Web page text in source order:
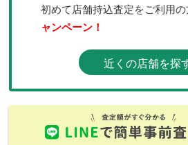
初めて店舗持込査定をご利用の
ャンペーン！
近くの店舗を探